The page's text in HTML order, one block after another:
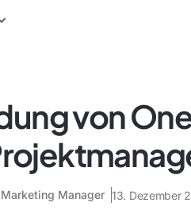
von
Manager 13. Dezember